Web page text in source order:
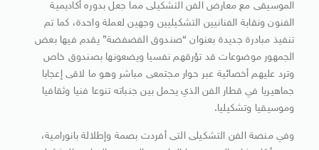
الموسيقى مع معارض الفن التشكيلى مما جعل بدوره أكاديمية
الفنون ونقابة الفنانيين التشكيليين وجهين لعملة واحدة، كما تم
تنفيذ مبادرة جديدة بعنوان “صندوق الفضفضة” يقدم فيها بعض
الجمهور موضوعات قد تؤرقهم نفسيا ويضعونها بصندوق خاص
وترد عليهم أخصائية عبر حوار مجتمعى مباشر وهو ما لاقى إعجابا
جماهيريا في قطار الفن الذي يحمل بين جنباته تنوعا فنيا وثقافيا
وموسيقيا وتشكيليا.
وفي منصة الفن التشكيلى التى أفردت بصمة وإطلالة بانورامية،